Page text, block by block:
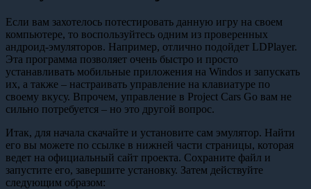
Если вам захотелось потестировать данную игру на своем
компьютере, то воспользуйтесь одним из проверенных
андроид-эмуляторов. Например, отлично подойдет LDPlayer.
Эта программа позволяет очень быстро и просто
устанавливать мобильные приложения на Windos и запускать
их, а также – настраивать управление на клавиатуре по
своему вкусу. Впрочем, управление в Project Cars Go вам не
сильно потребуется – но это другой вопрос.
Итак, для начала скачайте и установите сам эмулятор. Найти
его вы можете по ссылке в нижней части страницы, которая
ведет на официальный сайт проекта. Сохраните файл и
запустите его, завершите установку. Затем действуйте
следующим образом: